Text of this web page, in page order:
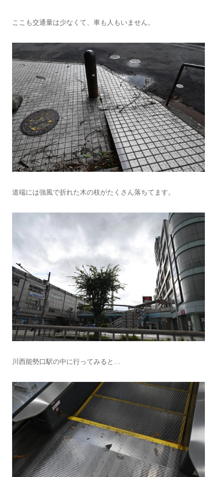
ここも交通量は少なくて、車も人もいません。
道端には強風で折れた木の枝がたくさん落ちてます。
川西能勢口駅の中に行ってみると…